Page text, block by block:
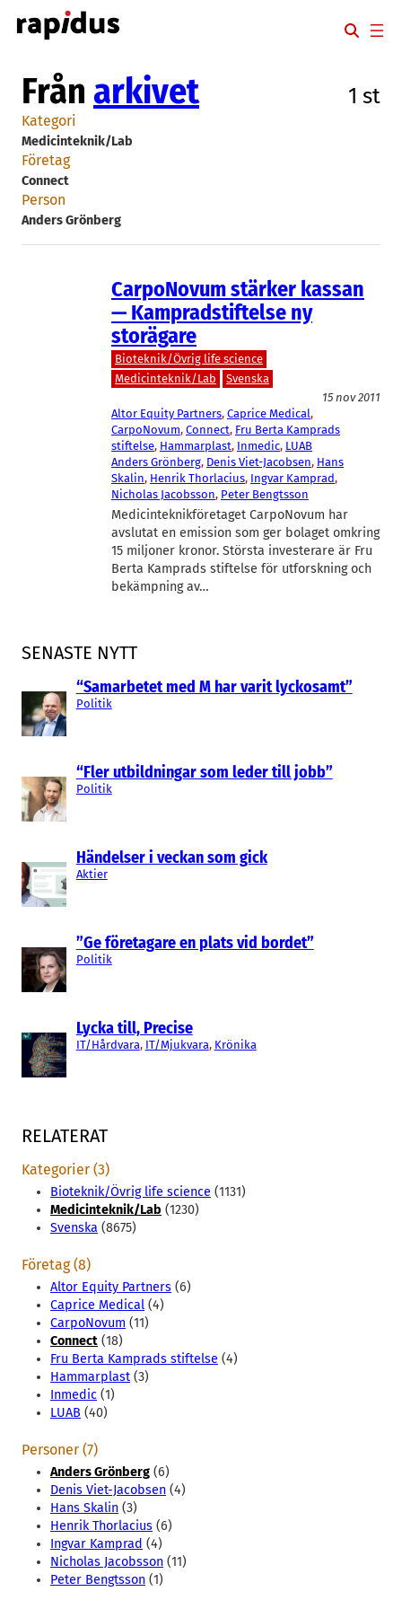
Hoppa
till
SENASTE NYTT
“Samarbetet med M har varit lyckosamt”
Politik
“Fler utbildningar som leder till jobb”
Politik
Händelser i veckan som gick
Aktier
”Ge företagare en plats vid bordet”
Politik
Lycka till, Precise
IT/Hårdvara, IT/Mjukvara, Krönika
Från arkivet 1 st
Kategori
Medicinteknik/Lab
Företag
Connect
Person
Anders Grönberg
CarpoNovum stärker kassan
— Kampradstiftelse ny
storägare
Bioteknik/Övrig life science
Medicinteknik/Lab
Svenska
15 nov 2011
Altor Equity Partners, Caprice Medical
CarpoNovum, Connect, Fru Berta Kamprads
stiftelse, Hammarplast, Inmedic, LUAB
Anders Grönberg, Denis Viet-Jacobsen, Hans
Skalin, Henrik Thorlacius, Ingvar Kamprad
Nicholas Jacobsson, Peter Bengtsson
Medicinteknikföretaget CarpoNovum har
avslutat en emission som ger bolaget omkring
15 miljoner kronor. Största investerare är Fru
Berta Kamprads stiftelse för utforskning och
bekämpning av…
RELATERAT
Kategorier (3)
Bioteknik/Övrig life science (1131)
Medicinteknik/Lab (1230)
Svenska (8675)
Företag (8)
Altor Equity Partners (6)
Caprice Medical (4)
CarpoNovum (11)
Connect (18)
Fru Berta Kamprads stiftelse (4)
Hammarplast (3)
Inmedic (1)
LUAB (40)
Personer (7)
Anders Grönberg (6)
Denis Viet-Jacobsen (4)
Hans Skalin (3)
Henrik Thorlacius (6)
Ingvar Kamprad (4)
Nicholas Jacobsson (11)
Peter Bengtsson (1)